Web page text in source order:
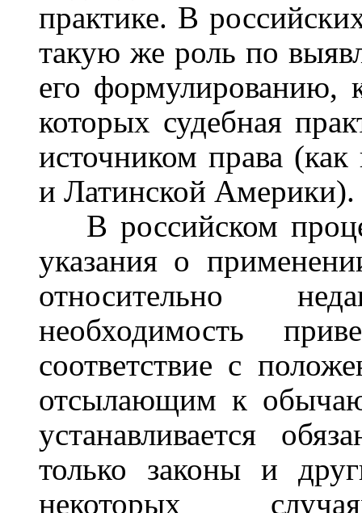
практике. В
такую же роль по
его формулированию,
которых судебная
источником права
и Латинской Америки).
В российском
указания о
относительно
необходимость
соответствие с
отсылающим к
устанавливается
только законы и
некоторых